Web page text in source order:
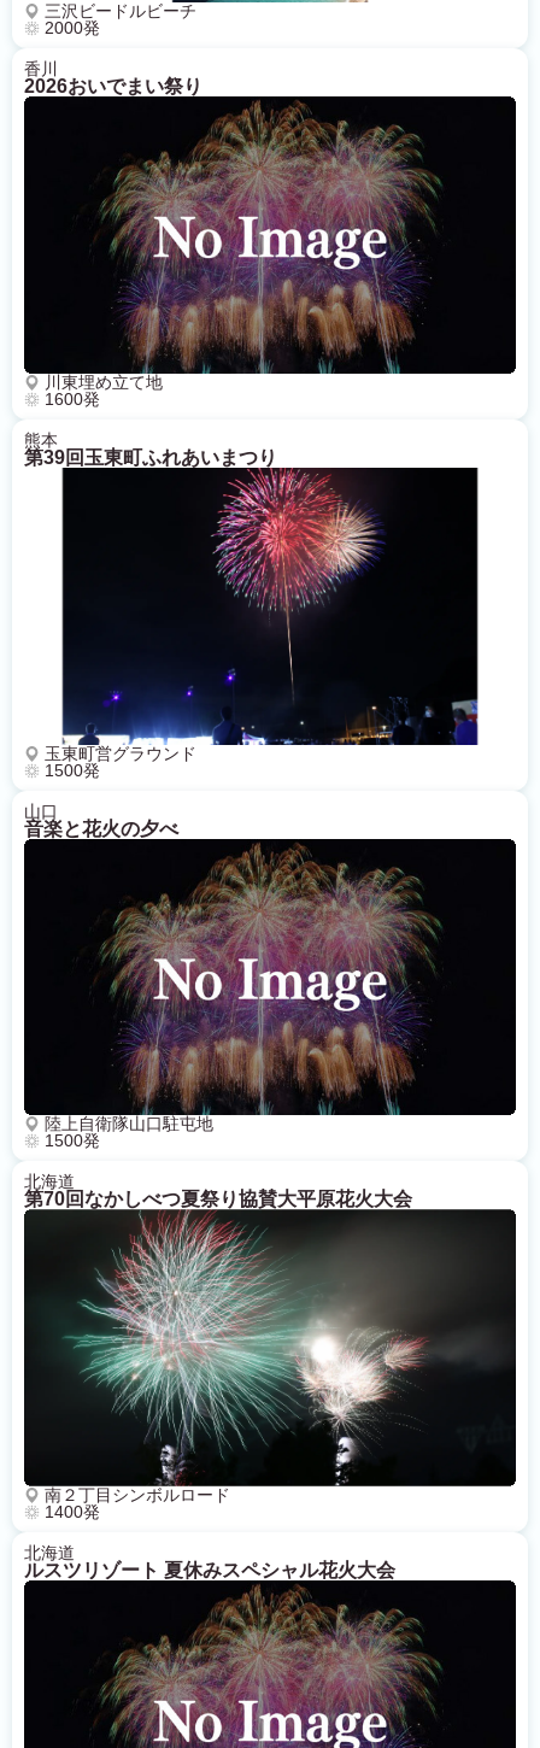
三沢ビードルビーチ
2000発
香川
2026おいでまい祭り
川東埋め立て地
1600発
熊本
第39回玉東町ふれあいまつり
玉東町営グラウンド
1500発
山口
音楽と花火の夕べ
陸上自衛隊山口駐屯地
1500発
北海道
第70回なかしべつ夏祭り協賛大平原花火大会
南２丁目シンボルロード
1400発
北海道
ルスツリゾート 夏休みスペシャル花火大会